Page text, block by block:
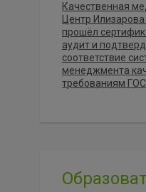
Качественная
Центр
прошёл
аудит и
соответствие
менеджмента
требованиям